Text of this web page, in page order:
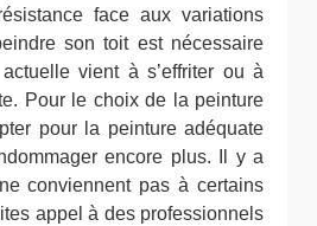
face aux variations
son toit est nécessaire
vient à s’effriter ou à
Pour le choix de la peinture
pour la peinture adéquate
encore plus. Il y a
conviennent pas à certains
appel à des professionnels